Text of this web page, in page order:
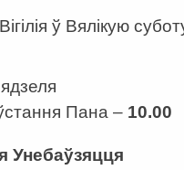
ў Вялікую
Пана – 10.00
Унебаўзяцця